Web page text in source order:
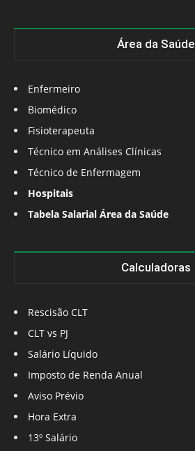
Área da Saúde
Enfermeiro
Biomédico
Fisioterapeuta
Técnico em Análises Clínicas
Técnico de Enfermagem
Hospitais
Tabela Salarial Área da Saúde
Calculadoras
Rescisão CLT
CLT vs PJ
Salário Líquido
Imposto de Renda Anual
Aviso Prévio
Hora Extra
13º Salário